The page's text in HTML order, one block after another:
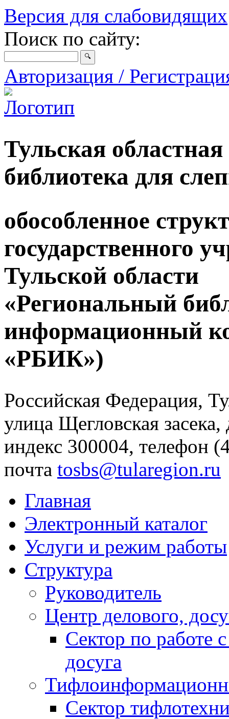
Версия для слабовидящих
Поиск по сайту:
Авторизация /
Тульская
библиотека для
обособленное
государственного
Тульской области
«Региональный
информационный
«РБИК»)
Российская Федерация,
улица Щегловская
индекс 300004, телефон
почта tosbs@tularegion.ru
Главная
Электронный каталог
Услуги и режим работы
Структура
Руководитель
Центр делового,
Сектор по работе
досуга
Сектор